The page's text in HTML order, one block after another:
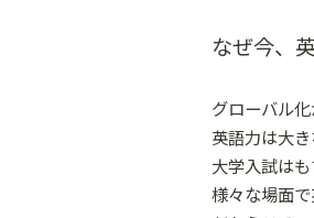
なぜ今、
グローバル化
英語力は大き
大学入試は
様々な場面で